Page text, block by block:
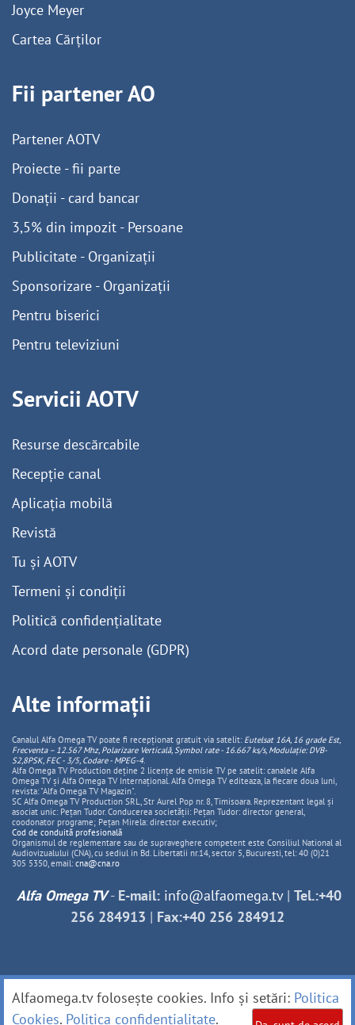
Joyce Meyer
Cartea Cărților
Fii partener AO
Partener AOTV
Proiecte - fii parte
Donații - card bancar
3,5% din impozit - Persoane
Publicitate - Organizații
Sponsorizare - Organizații
Pentru biserici
Pentru televiziuni
Servicii AOTV
Resurse descărcabile
Recepție canal
Aplicația mobilă
Revistă
Tu și AOTV
Termeni și condiții
Politică confidențialitate
Acord date personale (GDPR)
Alte informații
Canalul Alfa Omega TV poate fi recepționat gratuit via satelit: Eutelsat 16A, 16 grade Est,
Frecventa – 12.567 Mhz, PolarizareVerticală, Symbol rate - 16.667 ks/s, Modulație: DVB-
S2,8PSK, FEC - 3/5, Codare - MPEG-4.
Alfa Omega TV Production deține 2 licențe de emisie TV pe satelit: canalele Alfa
Omega TV și Alfa Omega TV Internațional. Alfa Omega TV editeaza, la fiecare doua luni,
revista: "Alfa Omega TV Magazin".
SC Alfa Omega TV Production SRL, Str Aurel Pop nr. 8, Timisoara. Reprezentant legal și
asociat unic: Pețan Tudor. Conducerea societății: Pețan Tudor: director general,
coodonator programe; Pețan Mirela: director executiv;
Cod de conduită profesională
Organismul de reglementare sau de supraveghere competent este Consiliul National al
Audiovizualului (CNA), cu sediul in Bd. Libertatii nr.14, sector 5, Bucuresti, tel: 40 (0)21
305 5350, email: cna@cna.ro
Alfa Omega TV- E-mail: info@alfaomega.tv| Tel.:+40
256 284913 | Fax:+40 256 284912
Alfaomega.tv folosește cookies. Info și setări: Politica
Cookies. Politica confidențialitate.